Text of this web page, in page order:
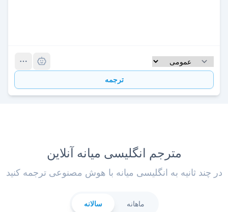
ترجمه
مترجم انگلیسی میانه آنلاین
در چند ثانیه به انگلیسی میانه با هوش مصنوعی ترجمه کنید
ماهانه سالانه